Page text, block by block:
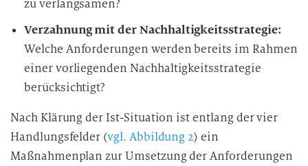
zu verlangsamen?
Verzahnung mit der Nachhaltigkeitsstrategie:
Welche Anforderungen werden bereits im Rahmen
einer vorliegenden Nachhaltigkeitsstrategie
berücksichtigt?
Nach Klärung der Ist-Situation ist entlang der vier
Handlungsfelder (vgl. Abbildung 2) ein
Maßnahmenplan zur Umsetzung der Anforderungen